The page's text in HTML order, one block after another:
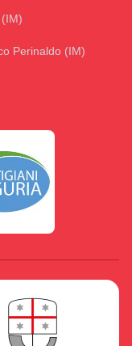
Perinaldo (IM)